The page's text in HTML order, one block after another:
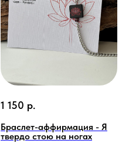
1 150 р.
Браслет-аффирмация - Я
твердо стою на ногах